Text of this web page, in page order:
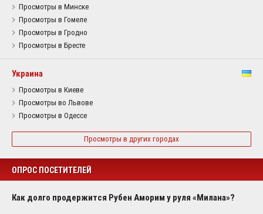
Просмотры в Минске
Просмотры в Гомеле
Просмотры в Гродно
Просмотры в Бресте
Украина
Просмотры в Киеве
Просмотры во Львове
Просмотры в Одессе
Просмотры в других городах
ОПРОС ПОСЕТИТЕЛЕЙ
Как долго продержится Рубен Аморим у руля «Милана»?